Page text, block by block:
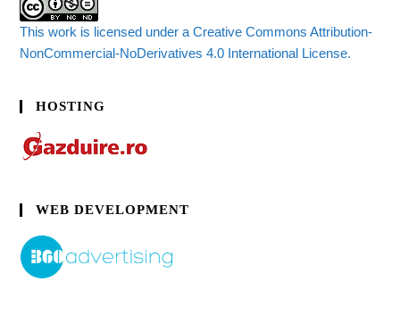
This work is licensed under a Creative Commons Attribution-
NonCommercial-NoDerivatives 4.0 International License.
HOSTING
WEB DEVELOPMENT